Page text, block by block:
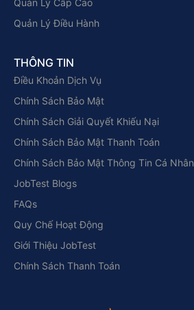
Quản Lý Cấp Cao
Quản Lý Điều Hành
THÔNG TIN
Điều Khoản Dịch Vụ
Chính Sách Bảo Mật
Chính Sách Giải Quyết Khiếu Nại
Chính Sách Bảo Mật Thanh Toán
Chính Sách Bảo Mật Thông Tin Cá Nhân
JobTest Blogs
FAQs
Quy Chế Hoạt Động
Giới Thiệu JobTest
Chính Sách Thanh Toán